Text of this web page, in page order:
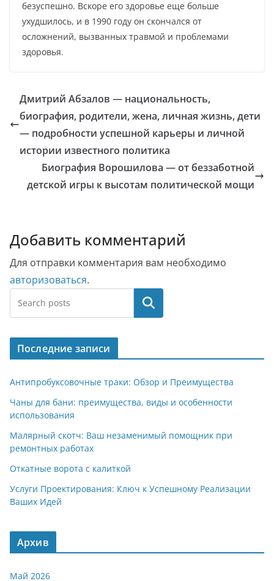
безуспешно. Вскоре его здоровье еще больше
ухудшилось, и в 1990 году он скончался от
осложнений, вызванных травмой и проблемами
здоровья.
Дмитрий Абзалов — национальность,
биография, родители, жена, личная жизнь, дети
— подробности успешной карьеры и личной
истории известного политика
Биография Ворошилова — от беззаботной
детской игры к высотам политической мощи
Добавить комментарий
Для отправки комментария вам необходимо
авторизоваться.
Поиск
Последние записи
Антипробуксовочные траки: Обзор и Преимущества
Чаны для бани: преимущества, виды и особенности
использования
Малярный скотч: Ваш незаменимый помощник при
ремонтных работах
Откатные ворота с калиткой
Услуги Проектирования: Ключ к Успешному Реализации
Ваших Идей
Архив
Май 2026